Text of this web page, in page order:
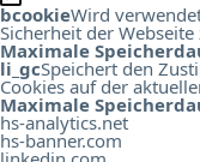
bcookieWird
Sicherheit der Webseite
Maximale
li_gcSpeichert den
Cookies auf der
Maximale
hs-analytics.net
hs-banner.com